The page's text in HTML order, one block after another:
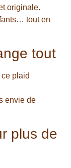
originale.
tout en
tout
plaid
envie de
plus de